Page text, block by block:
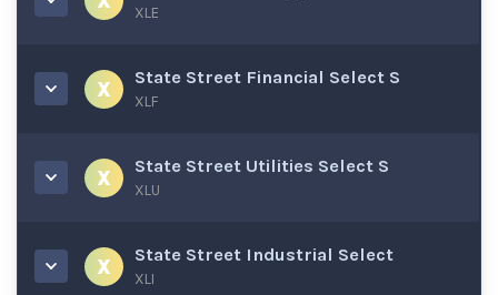
XLE
State Street Financial Select S
XLF
State Street Utilities Select S
XLU
State Street Industrial Select
XLI